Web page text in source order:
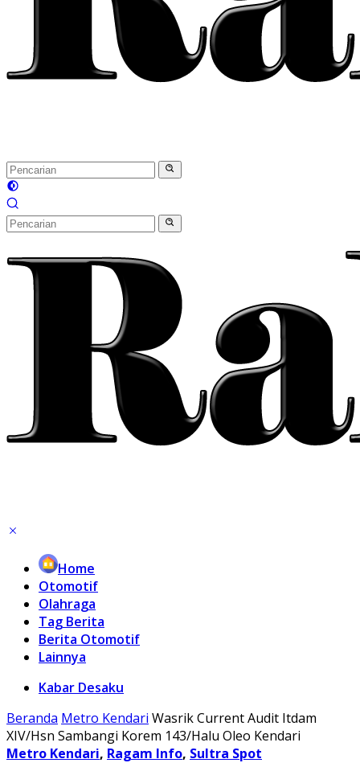
Home
Otomotif
Olahraga
Tag Berita
Berita Otomotif
Lainnya
Kabar Desaku
Beranda Metro Kendari Wasrik Current Audit Itdam
XIV/Hsn Sambangi Korem 143/Halu Oleo Kendari
Metro Kendari, Ragam Info, Sultra Spot